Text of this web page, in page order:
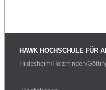
HAWK HOCHSCHULE FÜR
Hildesheim/Holzminden/